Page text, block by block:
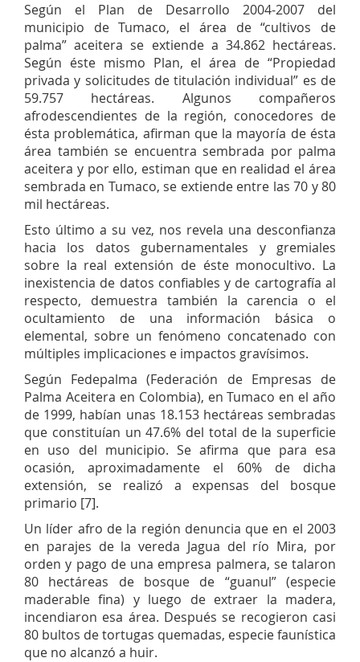
Según el Plan de Desarrollo 2004-2007 del
municipio de Tumaco, el área de “cultivos de
palma” aceitera se extiende a 34.862 hectáreas.
Según éste mismo Plan, el área de “Propiedad
privada y solicitudes de titulación individual” es de
59.757 hectáreas. Algunos compañeros
afrodescendientes de la región, conocedores de
ésta problemática, afirman que la mayoría de ésta
área también se encuentra sembrada por palma
aceitera y por ello, estiman que en realidad el área
sembrada en Tumaco, se extiende entre las 70 y 80
mil hectáreas.
Esto último a su vez, nos revela una desconfianza
hacia los datos gubernamentales y gremiales
sobre la real extensión de éste monocultivo. La
inexistencia de datos confiables y de cartografía al
respecto, demuestra también la carencia o el
ocultamiento de una información básica o
elemental, sobre un fenómeno concatenado con
múltiples implicaciones e impactos gravísimos.
Según Fedepalma (Federación de Empresas de
Palma Aceitera en Colombia), en Tumaco en el año
de 1999, habían unas 18.153 hectáreas sembradas
que constituían un 47.6% del total de la superficie
en uso del municipio. Se afirma que para esa
ocasión, aproximadamente el 60% de dicha
extensión, se realizó a expensas del bosque
primario [7].
Un líder afro de la región denuncia que en el 2003
en parajes de la vereda Jagua del río Mira, por
orden y pago de una empresa palmera, se talaron
80 hectáreas de bosque de “guanul” (especie
maderable fina) y luego de extraer la madera,
incendiaron esa área. Después se recogieron casi
80 bultos de tortugas quemadas, especie faunística
que no alcanzó a huir.